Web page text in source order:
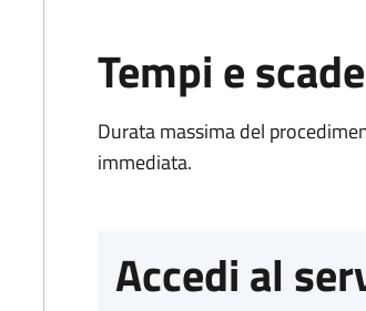
Tempi e
Durata massima del
immediata.
Accedi al